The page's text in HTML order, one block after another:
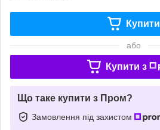
Купити
або
Купити з
Що таке купити з Пром?
Замовлення під захистом